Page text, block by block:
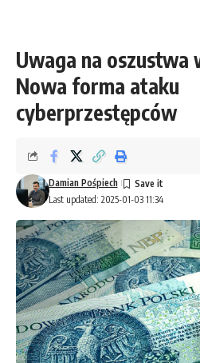
Uwaga na oszustwa
Nowa forma ataku
cyberprzestępców
Last updated: 2025-01-03 11:34
Damian Pośpiech